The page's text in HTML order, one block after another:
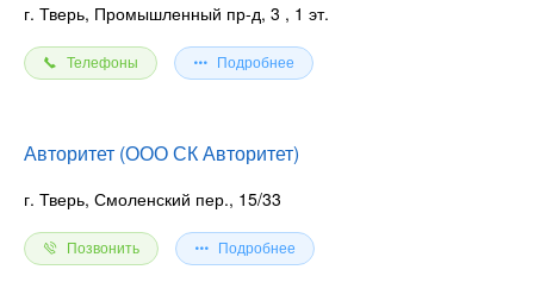
г. Тверь, Промышленный пр-д, 3 , 1 эт.
Телефоны Подробнее
Авторитет (ООО СК Авторитет)
г. Тверь, Смоленский пер., 15/33
Позвонить Подробнее